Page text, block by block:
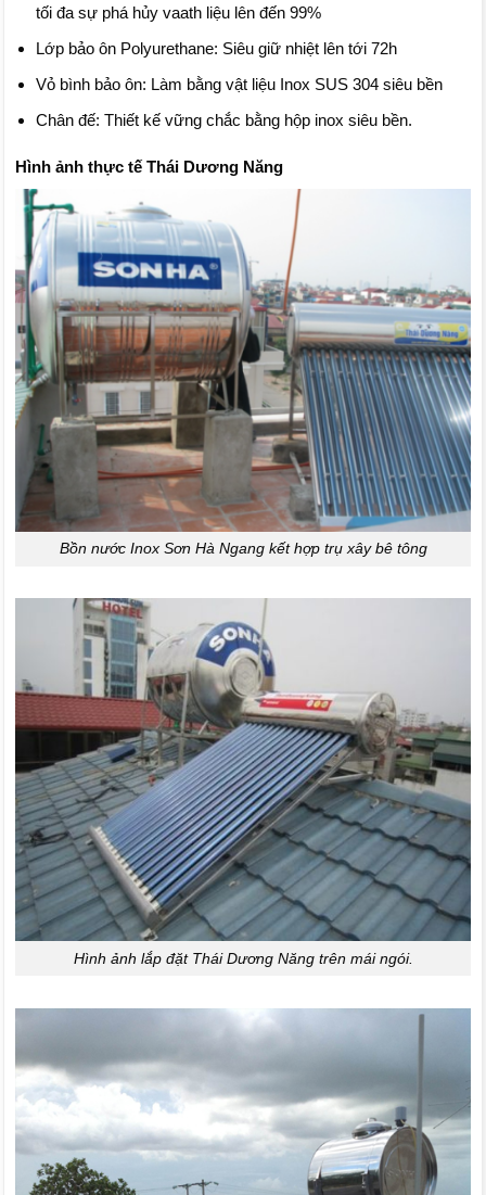
tối đa sự phá hủy vaath liệu lên đến 99%
Lớp bảo ôn Polyurethane: Siêu giữ nhiệt lên tới 72h
Vỏ bình bảo ôn: Làm bằng vật liệu Inox SUS 304 siêu bền
Chân đế: Thiết kế vững chắc bằng hộp inox siêu bền.
Hình ảnh thực tế Thái Dương Năng
Bồn nước Inox Sơn Hà Ngang kết hợp trụ xây bê tông
Hình ảnh lắp đặt Thái Dương Năng trên mái ngói.